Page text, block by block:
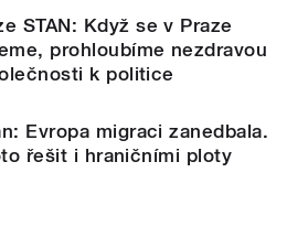
STAN: Když se v Praze
prohloubíme nezdravou
k politice
Evropa migraci zanedbala.
řešit i hraničními ploty